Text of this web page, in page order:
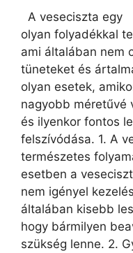
A veseciszta egy
olyan folyadékkal
ami általában nem
tüneteket és
olyan esetek,
nagyobb méretűvé
és ilyenkor fontos
felszívódása. 1. A
természetes
esetben a
nem igényel
általában kisebb
hogy bármilyen
szükség lenne. 2.